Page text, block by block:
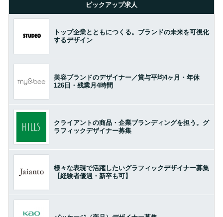
ピックアップ求人
トップ企業とともにつくる。ブランドの未来を可視化
するデザイン
美容ブランドのデザイナー／賞与平均4ヶ月・年休
126日・残業月4時間
クライアントの商品・企業ブランディングを担う。グ
ラフィックデザイナー募集
様々な表現で活躍したいグラフィックデザイナー募集
【経験者優遇・新卒も可】